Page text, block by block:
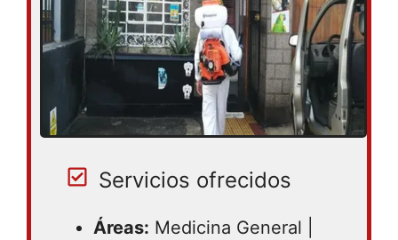
Servicios ofrecidos
Áreas: Medicina General |